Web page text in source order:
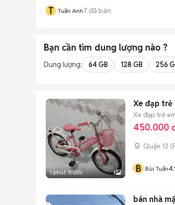
T Tuấn Anh7 đã bán
Bạn cần tìm dung lượng nào ?
Dung lượng: 64 GB 128 GB 256
1 phút trước 1
Xe đạp trẻ
Xe đạp trẻ
450.000
Quận 12 (
B Bùi Tuấn
bán nhà